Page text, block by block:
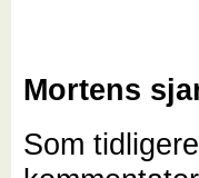
Mortens
Som